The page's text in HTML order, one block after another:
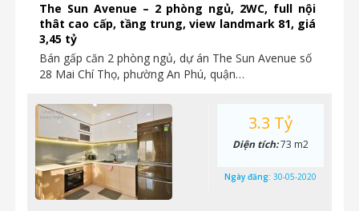
The Sun Avenue – 2 phòng ngủ, 2WC, full nội
thât cao cấp, tầng trung, view landmark 81, giá
3,45 tỷ
Bán gấp căn 2 phòng ngủ, dự án The Sun Avenue số
28 Mai Chí Thọ, phường An Phú, quận…
3.3 Tỷ
Diện tích:73 m2
Ngày đăng: 30-05-2020